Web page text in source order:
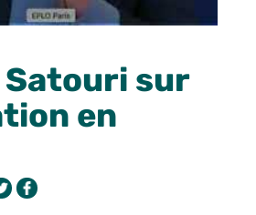
Satouri sur
en